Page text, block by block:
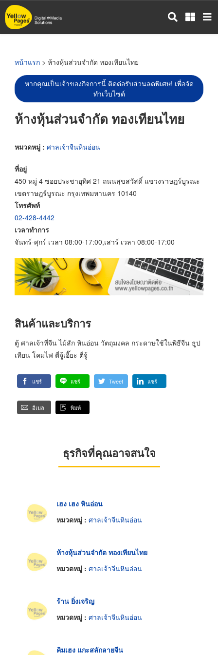
ข้าม
ไป
หน้าแรก > ห้างหุ้นส่วนจำกัด ทองเทียนไทย
หากคุณเป็นเจ้าของกิจการนี้ ติดต่อรับส่วนลดพิเศษ! เพื่อจัด
ทำเว็บไซต์
ห้างหุ้นส่วนจำกัด ทองเทียนไทย
หมวดหมู่ : ศาลเจ้าจีนหินอ่อน
ที่อยู่
450 หมู่ 4 ซอยประชาอุทิศ 21 ถนนสุขสวัสดิ์ แขวงราษฎร์บูรณะ
เขตราษฎร์บูรณะ กรุงเทพมหานคร 10140
โทรศัพท์
02-428-4442
เวลาทำการ
จันทร์-ศุกร์ เวลา 08:00-17:00,เสาร์ เวลา 08:00-17:00
สินค้าและบริการ
ตู้ ศาลเจ้าที่จีน ไม้สัก หินอ่อน วัตถุมงคล กระดาษใช้ในพิธีจีน ธูป
เทียน โคมไฟ ตี่จู้เอี๊ยะ ตี่จู้
แชร์ แชร์ Tweet แชร์
อีเมล พิมพ์
ธุรกิจที่คุณอาจสนใจ
เฮง เฮง หินอ่อน
หมวดหมู่ : ศาลเจ้าจีนหินอ่อน
ห้างหุ้นส่วนจำกัด ทองเทียนไทย
หมวดหมู่ : ศาลเจ้าจีนหินอ่อน
ร้าน ยิ่งเจริญ
หมวดหมู่ : ศาลเจ้าจีนหินอ่อน
คิมเฮง แกะสลักลายจีน